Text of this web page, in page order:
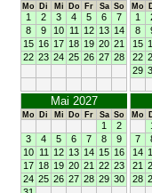
Mo Di Mi Do Fr Sa So
1 2 3 4 5 6
7
8
9 10 11 12 13 14
15 16 17 18 19 20 21
22 23 24 25 26 27 28
Mo
1
8
15
22
29
Mai 2027
Mo Di Mi Do Fr Sa So
1
2
3
4 5 6 7 8
9
10 11 12 13 14 15 16
17 18 19 20 21 22 23
24 25 26 27 28 29 30
Mo
7
14
21
28